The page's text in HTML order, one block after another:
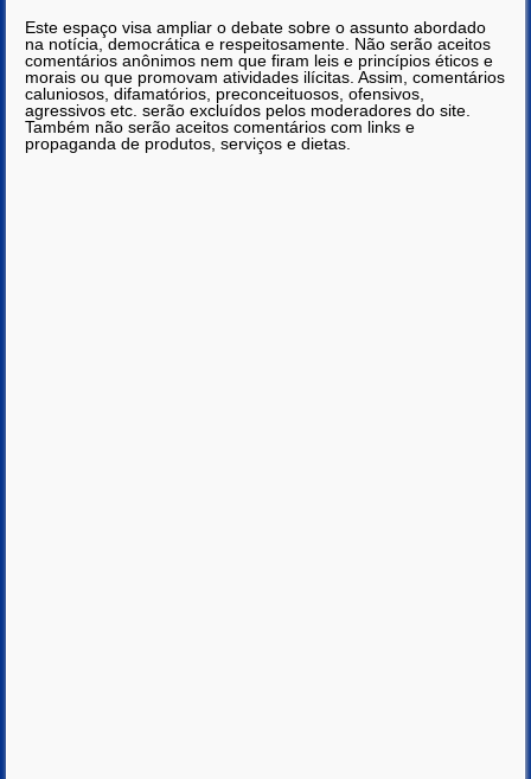
Este espaço visa ampliar o debate sobre o assunto abordado
na notícia, democrática e respeitosamente. Não serão aceitos
comentários anônimos nem que firam leis e princípios éticos e
morais ou que promovam atividades ilícitas. Assim, comentários
caluniosos, difamatórios, preconceituosos, ofensivos,
agressivos etc. serão excluídos pelos moderadores do site.
Também não serão aceitos comentários com links e
propaganda de produtos, serviços e dietas.